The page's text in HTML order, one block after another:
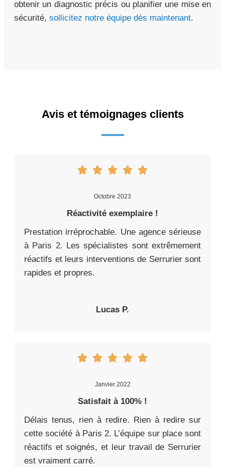
obtenir un diagnostic précis ou planifier une mise en
sécurité, sollicitez notre équipe dès maintenant.
Avis et témoignages clients
Octobre 2023
Réactivité exemplaire !
Prestation irréprochable. Une agence sérieuse
à Paris 2. Les spécialistes sont extrêmement
réactifs et leurs interventions de Serrurier sont
rapides et propres.
Lucas P.
Janvier 2022
Satisfait à 100% !
Délais tenus, rien à redire. Rien à redire sur
cette société à Paris 2. L’équipe sur place sont
réactifs et soignés, et leur travail de Serrurier
est vraiment carré.